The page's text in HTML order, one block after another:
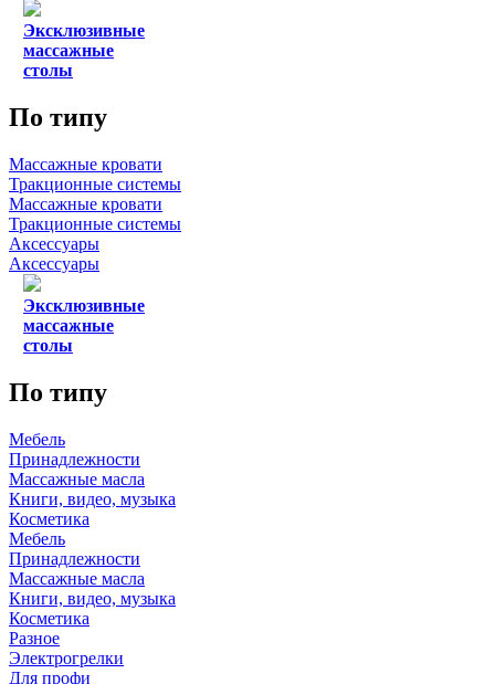
Эксклюзивные
массажные
столы
По типу
Массажные кровати
Тракционные системы
Массажные кровати
Тракционные системы
Аксессуары
Аксессуары
Эксклюзивные
массажные
столы
По типу
Мебель
Принадлежности
Массажные масла
Книги, видео, музыка
Косметика
Мебель
Принадлежности
Массажные масла
Книги, видео, музыка
Косметика
Разное
Электрогрелки
Для профи